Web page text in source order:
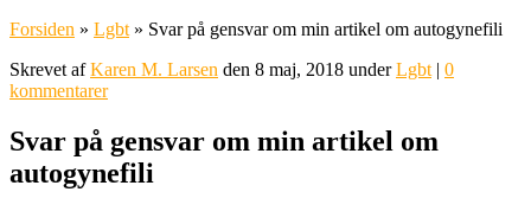
Forsiden » Lgbt » Svar på gensvar om min artikel om autogynefili
Skrevet afKaren M. Larsen den 8 maj, 2018 underLgbt | 0
kommentarer
Svar på gensvar om min artikel om
autogynefili